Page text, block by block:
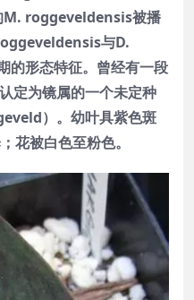
roggeveldensis被播
与D.
形态特征。曾经有一段
定为镜属的一个未定种
）。幼叶具紫色斑
花被白色至粉色。